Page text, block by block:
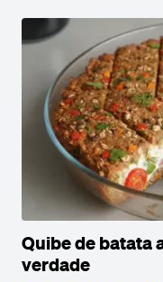
Quibe de batata
verdade